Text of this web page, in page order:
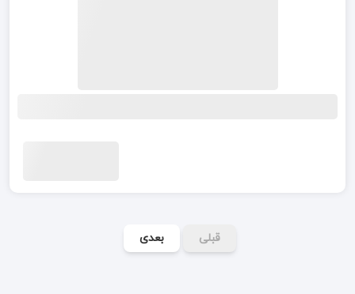
قبلی بعدی